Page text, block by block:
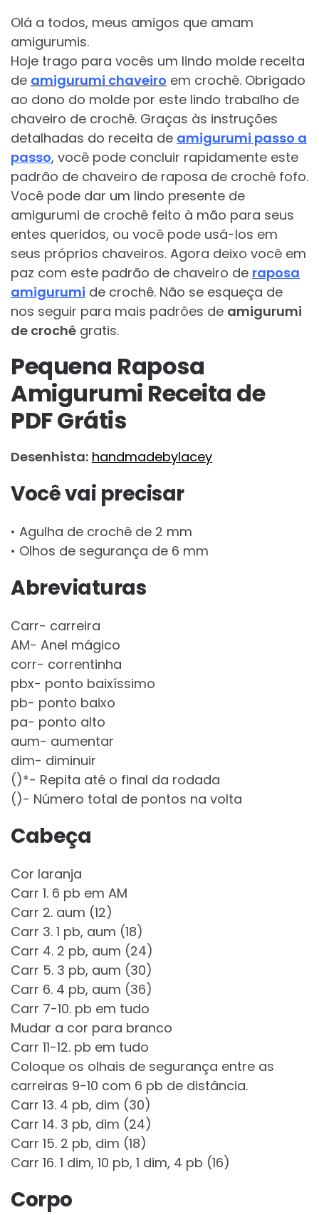
Olá a todos, meus amigos que amam
amigurumis.
Hoje trago para vocês um lindo molde receita
de amigurumi chaveiro em crochê. Obrigado
ao dono do molde por este lindo trabalho de
chaveiro de crochê. Graças às instruções
detalhadas do receita de amigurumi passo a
passo, você pode concluir rapidamente este
padrão de chaveiro de raposa de crochê fofo.
Você pode dar um lindo presente de
amigurumi de crochê feito à mão para seus
entes queridos, ou você pode usá-los em
seus próprios chaveiros. Agora deixo você em
paz com este padrão de chaveiro de raposa
amigurumi de crochê. Não se esqueça de
nos seguir para mais padrões de amigurumi
de crochê gratis.
Pequena Raposa
Amigurumi Receita de
PDF Grátis
Desenhista: handmadebylacey
Você vai precisar
• Agulha de crochê de 2 mm
• Olhos de segurança de 6 mm
Abreviaturas
Carr- carreira
AM- Anel mágico
corr- correntinha
pbx- ponto baixíssimo
pb- ponto baixo
pa- ponto alto
aum- aumentar
dim- diminuir
()*- Repita até o final da rodada
()- Número total de pontos na volta
Cabeça
Cor laranja
Carr 1. 6 pb em AM
Carr 2. aum (12)
Carr 3. 1 pb, aum (18)
Carr 4. 2 pb, aum (24)
Carr 5. 3 pb, aum (30)
Carr 6. 4 pb, aum (36)
Carr 7-10. pb em tudo
Mudar a cor para branco
Carr 11-12. pb em tudo
Coloque os olhais de segurança entre as
carreiras 9-10 com 6 pb de distância.
Carr 13. 4 pb, dim (30)
Carr 14. 3 pb, dim (24)
Carr 15. 2 pb, dim (18)
Carr 16. 1 dim, 10 pb, 1 dim, 4 pb (16)
Corpo